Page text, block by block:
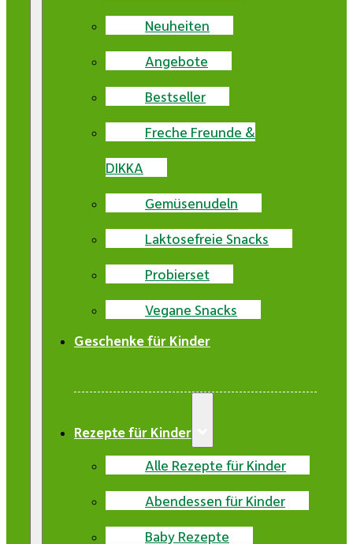
Neuheiten
Angebote
Bestseller
Freche Freunde &
DIKKA
Gemüsenudeln
Laktosefreie Snacks
Probierset
Vegane Snacks
Geschenke für Kinder
Rezepte für Kinder
Alle Rezepte für Kinder
Abendessen für Kinder
Baby Rezepte